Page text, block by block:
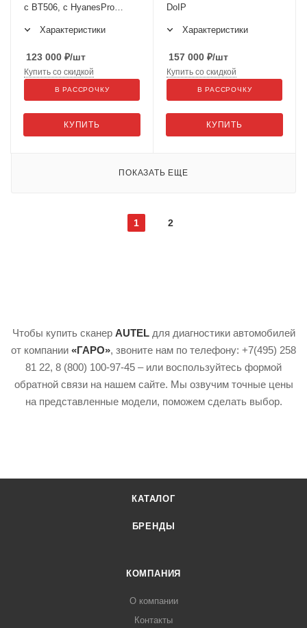
с BT506, с HyanesPro
Характеристики
123 000 ₽/шт
КУПИТЬ
Купить со скидкой
В РАССРОЧКУ
DoIP
Характеристики
157 000 ₽/шт
КУПИТЬ
Купить со скидкой
В РАССРОЧКУ
ПОКАЗАТЬ ЕЩЕ
1 2
Чтобы купить сканер AUTELдля диагностики автомобилей
от компании «ГАРО», звоните нам по телефону: +7(495) 258
81 22, 8 (800) 100-97-45 – или воспользуйтесь формой
обратной связи на нашем сайте. Мы озвучим точные цены
на представленные модели, поможем сделать выбор.
КАТАЛОГ
БРЕНДЫ
КОМПАНИЯ
О компании
Контакты